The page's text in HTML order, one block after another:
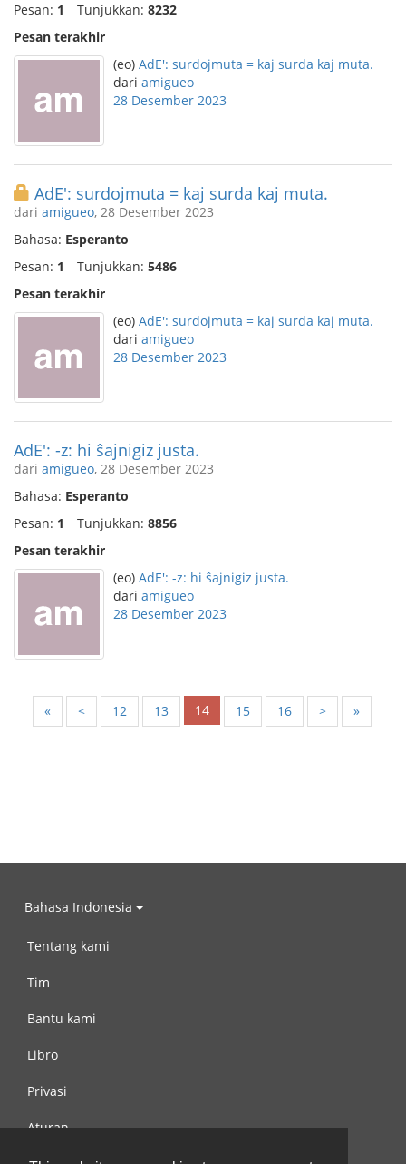
Pesan: 1 Tunjukkan: 8232
Pesan terakhir
(eo) AdE': surdojmuta = kaj surda kaj muta.
dari amigueo
28 Desember 2023
AdE': surdojmuta = kaj surda kaj muta.
dari amigueo, 28 Desember 2023
Bahasa: Esperanto
Pesan: 1 Tunjukkan: 5486
Pesan terakhir
(eo) AdE': surdojmuta = kaj surda kaj muta.
dari amigueo
28 Desember 2023
AdE': -z: hi ŝajnigiz justa.
dari amigueo, 28 Desember 2023
Bahasa: Esperanto
Pesan: 1 Tunjukkan: 8856
Pesan terakhir
(eo) AdE': -z: hi ŝajnigiz justa.
dari amigueo
28 Desember 2023
« < 12 13 14 15 16 > »
Bahasa Indonesia
Tentang kami
Tim
Bantu kami
Libro
Privasi
Aturan